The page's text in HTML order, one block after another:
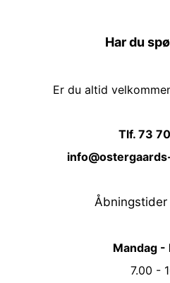
Har du
Er du altid
Tlf. 73
Mandag -
7.00 -